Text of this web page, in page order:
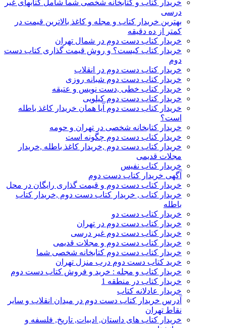
خریدار کتاب و کتابخانه شخصی شما شامل کتابهای غیر
درسی
بهترین خریدار کتاب و مجله و کاغذ بالاترین قیمت در
کمتر از ده دقیقه
خریدار کتاب دست دوم در شمال تهران
خریدار کتاب کیست؟ و روش قیمت گذاری کتاب دست
دوم
خریدار کتاب دست دوم در انقلاب
خریدار کتاب دست دوم شبانه روزی
خریدار کتاب خطی ,دست نویس و عتیقه
خریدار کتاب دست دوم کیلویی
خریدار کتاب دست دوم آیا همان خریدار کاغذ باطله
است؟
خریدار کتابخانه شخصی در تهران و حومه
خریدار کتاب دست دوم چگونه است
خریدار کتاب دست دوم ,خریدار کاغذ باطله ,خریدار
مجلات قدیمی
خریدار کتاب نفیس
آگهی خریدار کتاب دست دوم
خریدار کتاب دست دوم و قیمت گذاری رایگان در محل
خریدار کتاب , خریدار کتاب دست دوم ,خریدار کتاب
باطله
خریدار کتاب دست دو
خریدار کتاب دست دوم در تهران
خریدار کتاب دست دوم غیر درسی
خریدار کتاب دست دوم و مجلات قدیمی
خریدار کتاب دست دوم کتابخانه شخصی شما
خرید کتاب دست دوم درب منزل تهران
خریدار کتاب و مجله : خرید و فروش کتاب دست دوم
خریدار کتاب در منطقه 1
خریدار عادلانه کتاب
آدرس خریدار کتاب دست دوم در میدان انقلاب و سایر
نقاط تهران
خریدار کتاب های داستان, ادبیات, تاریخ, فلسفه و